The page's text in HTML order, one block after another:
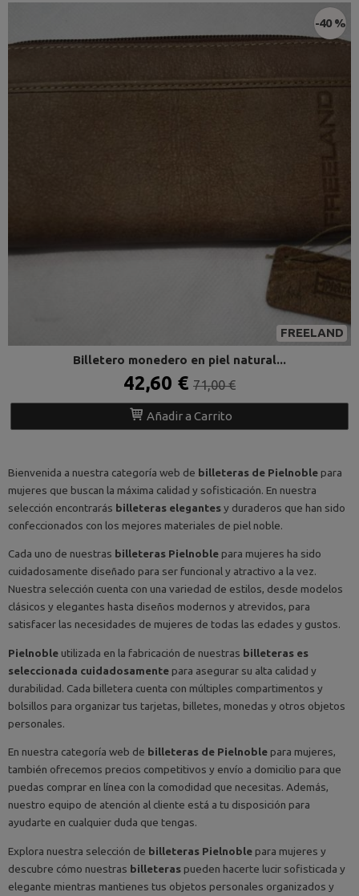
FREELAND
-40 %
Billetero monedero en piel natural...
42,60 € 71,00 €
Añadir a Carrito
Bienvenida a nuestra categoría web de billeteras de Pielnoble para
mujeres que buscan la máxima calidad y sofisticación. En nuestra
selección encontrarás billeteras elegantesy duraderos que han sido
confeccionados con los mejores materiales de piel noble.
Cada uno de nuestras billeteras Pielnoble para mujeres ha sido
cuidadosamente diseñado para ser funcional y atractivo a la vez.
Nuestra selección cuenta con una variedad de estilos, desde modelos
clásicos y elegantes hasta diseños modernos y atrevidos, para
satisfacer las necesidades de mujeres de todas las edades y gustos.
Pielnoble utilizada en la fabricación de nuestras billeteras es
seleccionada cuidadosamente para asegurar su alta calidad y
durabilidad. Cada billetera cuenta con múltiples compartimentos y
bolsillos para organizar tus tarjetas, billetes, monedas y otros objetos
personales.
En nuestra categoría web de billeteras de Pielnoble para mujeres,
también ofrecemos precios competitivos y envío a domicilio para que
puedas comprar en línea con la comodidad que necesitas. Además,
nuestro equipo de atención al cliente está a tu disposición para
ayudarte en cualquier duda que tengas.
Explora nuestra selección de billeteras Pielnoble para mujeres y
descubre cómo nuestras billeteras pueden hacerte lucir sofisticada y
elegante mientras mantienes tus objetos personales organizados y